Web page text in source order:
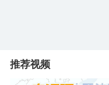
推荐视频